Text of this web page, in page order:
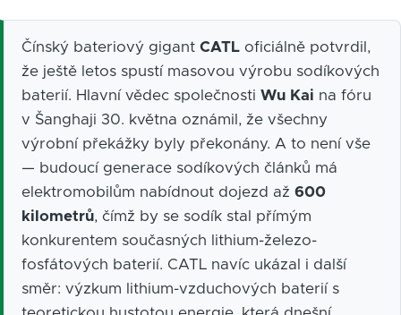
Čínský bateriový gigant CATL oficiálně potvrdil,
že ještě letos spustí masovou výrobu sodíkových
baterií. Hlavní vědec společnosti Wu Kai na fóru
v Šanghaji 30. května oznámil, že všechny
výrobní překážky byly překonány. A to není vše
— budoucí generace sodíkových článků má
elektromobilům nabídnout dojezd až 600
kilometrů, čímž by se sodík stal přímým
konkurentem současných lithium-železo-
fosfátových baterií. CATL navíc ukázal i další
směr: výzkum lithium-vzduchových baterií s